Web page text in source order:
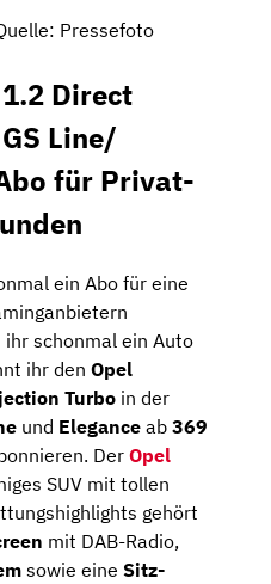
Pressefoto
Direct
Line/
für Privat-
ein Abo für eine
schonmal ein Auto
ihr den Opel
Turbo in der
und Elegance ab 369
Der Opel
SUV mit tollen
gehört
mit DAB-Radio,
sowie eine Sitz-